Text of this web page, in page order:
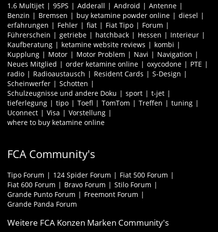
1.6 Multijet 95PS Adderall Android
Antenne
Benzin
Bremsen buy ketamine powder online
diesel
erfahrungen
Fehler fiat Fiat Tipo
Forum
Führerschein
getriebe hatchback Hessen
Interieur
Kaufberatung
ketamine website reviews
kombi
Kupplung
Motor Motor Problem Navi
Navigation
Neues Mitglied
order ketamine online oxycodone
PTE
radio
Radioaustausch Resident Cards
S-Design
Scheinwerfer
Schotten
Schulzeugnisse und andere Doku
sport
t-jet
tieferlegung
tipo Toefl TomTom Treffen
tuning
Uconnect
Visa
Vorstellung
where to buy ketamine online
FCA Community's
Tipo Forum 124 Spider Forum
Fiat 500 Forum
Fiat 600 Forum
Bravo Forum
Stilo Forum
Grande Punto Forum
Freemont Forum
Grande Panda Forum
Weitere FCA Konzen Marken Community's